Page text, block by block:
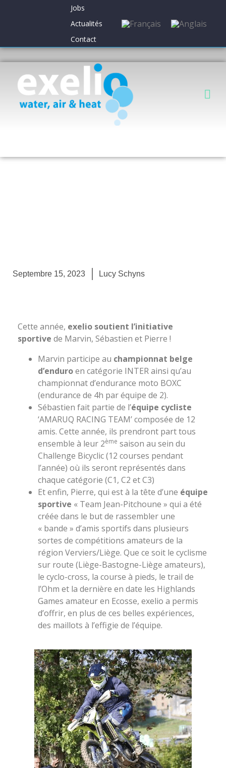
Jobs
Actualités
Contact
Septembre 15, 2023 Lucy Schyns
Cette année, exelio soutient l’initiative
sportive de Marvin, Sébastien et Pierre !
Marvin participe au championnat belge
d’enduroen catégorie INTER ainsi qu’au
championnat d’endurance moto BOXC
(endurance de 4h par équipe de 2).
Sébastien fait partie de l’équipe cycliste
‘AMARUQ RACING TEAM’ composée de 12
amis. Cette année, ils prendront part tous
ensemble à leur 2ème saison au sein du
Challenge Bicyclic (12 courses pendant
l’année) où ils seront représentés dans
chaque catégorie (C1, C2 et C3)
Et enfin, Pierre, qui est à la tête d’une équipe
sportive « Team Jean-Pitchoune » qui a été
créée dans le but de rassembler une
« bande » d’amis sportifs dans plusieurs
sortes de compétitions amateurs de la
région Verviers/Liège. Que ce soit le cyclisme
sur route (Liège-Bastogne-Liège amateurs),
le cyclo-cross, la course à pieds, le trail de
l’Ohm et la dernière en date les Highlands
Games amateur en Ecosse, exelio a permis
d’offrir, en plus de ces belles expériences,
des maillots à l’effigie de l’équipe.